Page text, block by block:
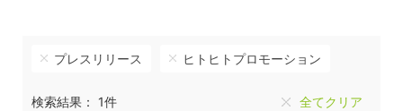
プレスリリース ヒトヒトプロモーション
検索結果： 1件 全てクリア